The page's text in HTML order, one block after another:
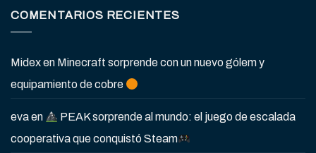
COMENTARIOS RECIENTES
Midexen Minecraft sorprende con un nuevo gólem y
equipamiento de cobre
evaen
PEAK sorprende al mundo: el juego de escalada
cooperativa que conquistó Steam